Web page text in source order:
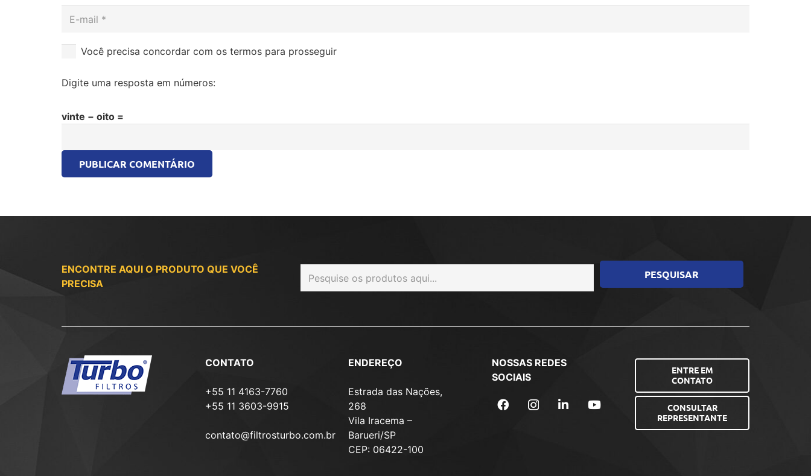
Você precisa concordar com os termos para prosseguir
Digite uma resposta em números:
vinte − oito =
PUBLICAR COMENTÁRIO
ENCONTRE AQUI O PRODUTO QUE VOCÊ
PRECISA
CONTATO
+55 11 4163-7760
+55 11 3603-9915
contato@filtrosturbo.com.br
ENDEREÇO
Estrada das Nações,
268
Vila Iracema –
Barueri/SP
CEP: 06422-100
NOSSAS REDES
SOCIAIS
ENTRE EM
CONTATO
CONSULTAR
REPRESENTANTE